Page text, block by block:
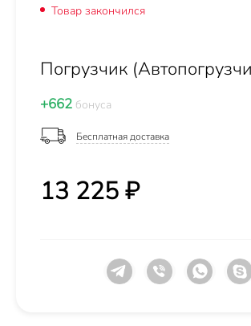
Товар закончился
Погрузчик
+662 бонуса
Бесплатная доставка
13 225 ₽